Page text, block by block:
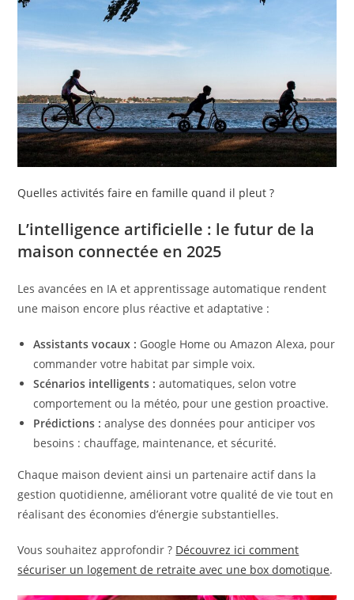
Quelles activités faire en famille quand il pleut ?
L’intelligence artificielle : le futur de la
maison connectée en 2025
Les avancées en IA et apprentissage automatique rendent
une maison encore plus réactive et adaptative :
Assistants vocaux : Google Home ou Amazon Alexa, pour
commander votre habitat par simple voix.
Scénarios intelligents : automatiques, selon votre
comportement ou la météo, pour une gestion proactive.
Prédictions : analyse des données pour anticiper vos
besoins : chauffage, maintenance, et sécurité.
Chaque maison devient ainsi un partenaire actif dans la
gestion quotidienne, améliorant votre qualité de vie tout en
réalisant des économies d’énergie substantielles.
Vous souhaitez approfondir ? Découvrez ici comment
sécuriser un logement de retraite avec une box domotique.